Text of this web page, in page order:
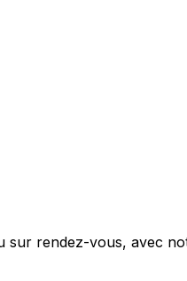
sur rendez-vous, avec